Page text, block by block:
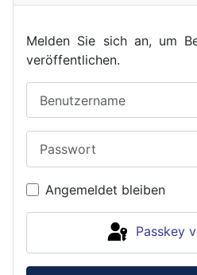
Melden Sie sich an, um
veröffentlichen.
Angemeldet bleiben
Passkey